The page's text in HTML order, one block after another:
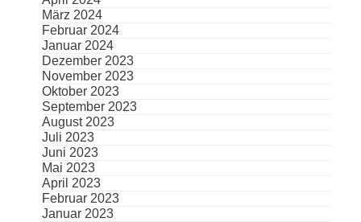
März 2024
Februar 2024
Januar 2024
Dezember 2023
November 2023
Oktober 2023
September 2023
August 2023
Juli 2023
Juni 2023
Mai 2023
April 2023
Februar 2023
Januar 2023